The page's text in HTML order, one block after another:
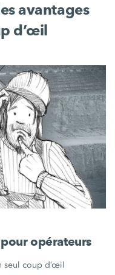
avantages
d’œil
opérateurs
seul coup d’œil